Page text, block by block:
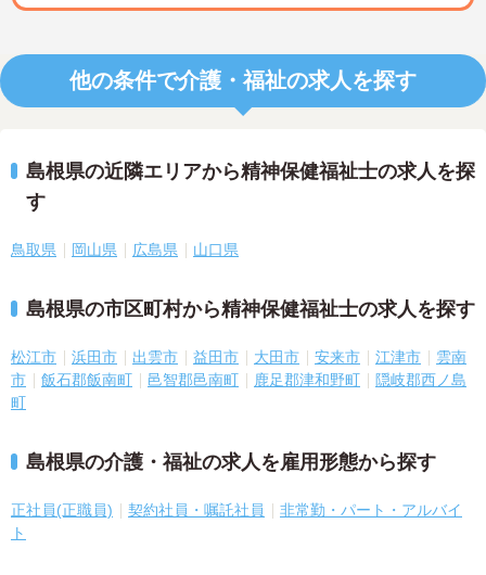
他の条件で介護・福祉の求人を探す
島根県の近隣エリアから精神保健福祉士の求人を探
す
鳥取県 岡山県 広島県 山口県
島根県の市区町村から精神保健福祉士の求人を探す
松江市 浜田市 出雲市 益田市 大田市 安来市 江津市
雲南
市
飯石郡飯南町 邑智郡邑南町 鹿足郡津和野町
隠岐郡西ノ島
町
島根県の介護・福祉の求人を雇用形態から探す
正社員(正職員) 契約社員・嘱託社員
非常勤・パート・アルバイ
ト